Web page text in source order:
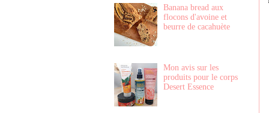
Banana bread aux
flocons d'avoine et
beurre de cacahuète
Mon avis sur les
produits pour le corps
Desert Essence